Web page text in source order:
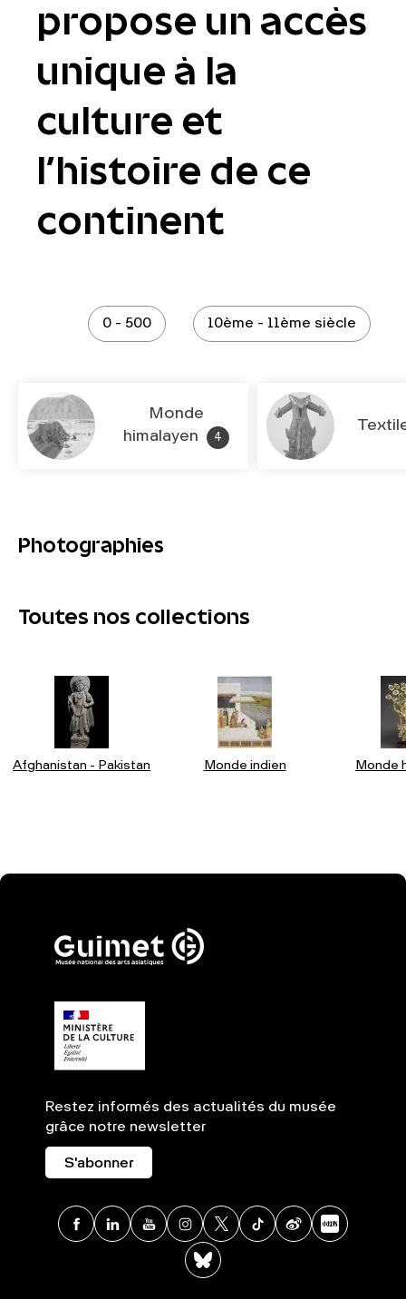
propose un accès
unique à la
culture et
l’histoire de ce
continent
0 - 500 10ème - 11ème siècle
Monde
himalayen
4
Photographies
Toutes nos collections
Afghanistan - Pakistan Monde indien Monde
Restez informés des actualités du musée
grâce notre newsletter
S'abonner
Facebook
LinkedinYoutubeInstagram
X TikTokWeibo